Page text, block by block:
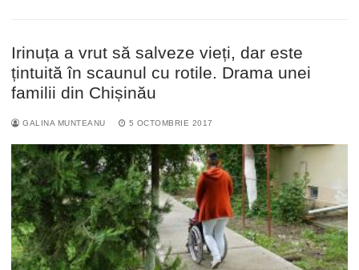
Irinuța a vrut să salveze vieți, dar este
țintuită în scaunul cu rotile. Drama unei
familii din Chișinău
GALINA MUNTEANU 5 OCTOMBRIE 2017